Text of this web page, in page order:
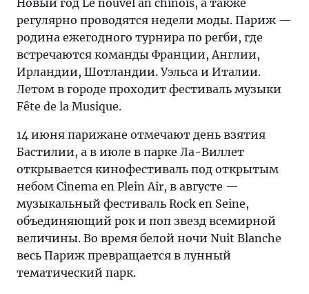
Новый год Le nouvel an chinois, а также
регулярно проводятся недели моды. Париж —
родина ежегодного турнира по регби, где
встречаются команды Франции, Англии,
Ирландии, Шотландии. Уэльса и Италии.
Летом в городе проходит фестиваль музыки
Fête de la Musique.
14 июня парижане отмечают день взятия
Бастилии, а в июле в парке Ла-Виллет
открывается кинофестиваль под открытым
небом Cinema en Plein Air, в августе —
музыкальный фестиваль Rock en Seine,
объединяющий рок и поп звезд всемирной
величины. Во время белой ночи Nuit Blanche
весь Париж превращается в лунный
тематический парк.